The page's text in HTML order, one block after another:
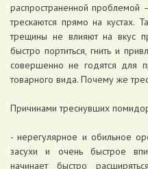
распространенной проблемой
трескаются прямо на кустах.
трещины не влияют на вкус
быстро портиться, гнить и
совершенно не годятся для
товарного вида. Почему же
Причинами треснувших
- нерегулярное и обильное
засухи и очень быстрое
начинает быстро